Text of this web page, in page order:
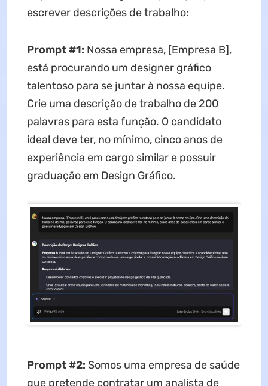
escrever descrições de trabalho:
Prompt #1: Nossa empresa, [Empresa B],
está procurando um designer gráfico
talentoso para se juntar à nossa equipe.
Crie uma descrição de trabalho de 200
palavras para esta função. O candidato
ideal deve ter, no mínimo, cinco anos de
experiência em cargo similar e possuir
graduação em Design Gráfico.
Prompt #2: Somos uma empresa de saúde
que pretende contratar um analista de